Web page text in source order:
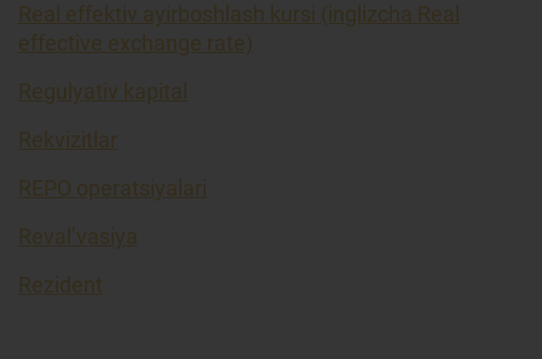
Real effektiv ayirboshlash kursi (inglizcha Real
effective exchange rate)
Regulyativ kapital
Rekvizitlar
REPO operatsiyalari
Reval’vasiya
Rezident